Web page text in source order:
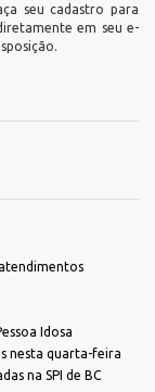
seu cadastro para
em seu e-
Idosa
nesta quarta-feira
na SPI de BC